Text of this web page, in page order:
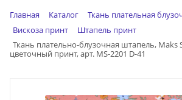
Главная Каталог
Ткань плательная
Вискоза принт
Штапель принт
Ткань плательно-блузочная штапель, Maks
цветочный принт, арт. MS-2201 D-41